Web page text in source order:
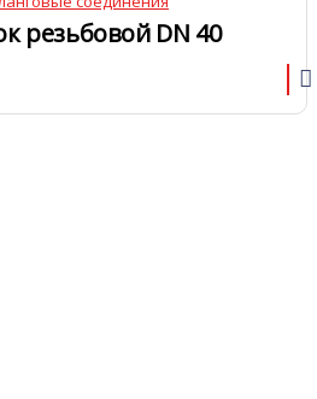
резьбовой DN 40